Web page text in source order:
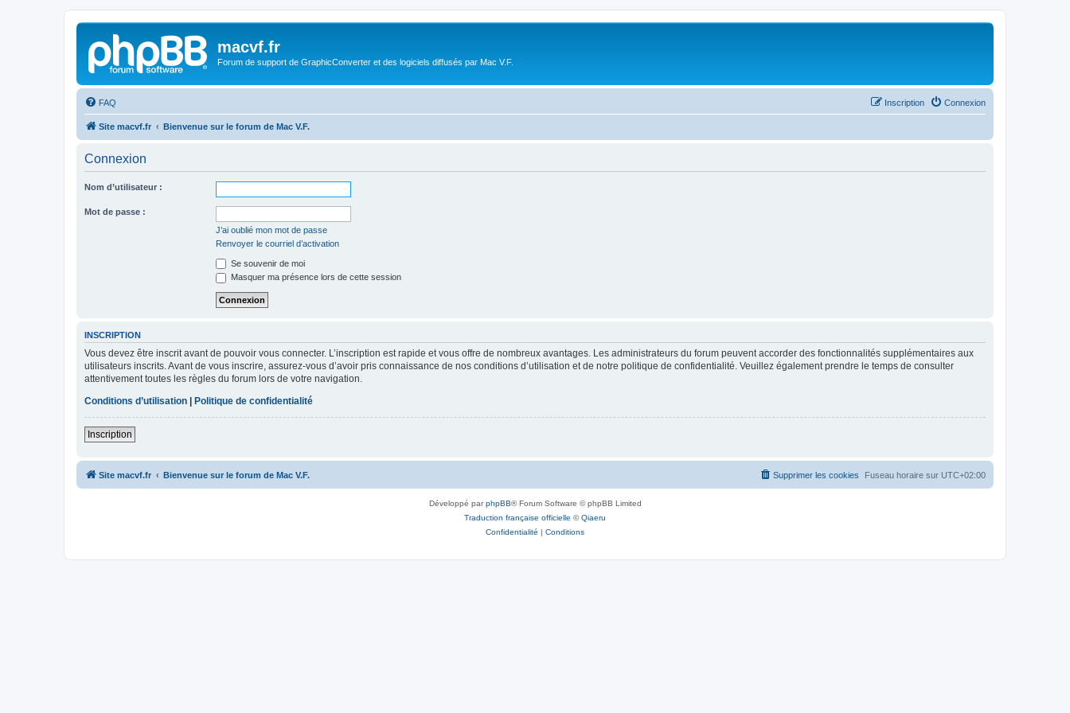
macvf.fr
Forum de support de GraphicConverter et des logiciels diffusés par Mac V.F.
FAQ Connexion
Inscription
Site macvf.fr Bienvenue sur le forum de Mac V.F.
Connexion
Nom d’utilisateur :
Mot de passe :
J’ai oublié mon mot de passe
Renvoyer le courriel d’activation
Se souvenir de moi
Masquer ma présence lors de cette session
INSCRIPTION
Vous devez être inscrit avant de pouvoir vous connecter. L’inscription est rapide et vous offre de nombreux avantages. Les administrateurs du forum peuvent accorder des fonctionnalités supplémentaires aux
utilisateurs inscrits. Avant de vous inscrire, assurez-vous d’avoir pris connaissance de nos conditions d’utilisation et de notre politique de confidentialité. Veuillez également prendre le temps de consulter
attentivement toutes les règles du forum lors de votre navigation.
Conditions d’utilisation
Politique de confidentialité
Inscription
Site macvf.fr Bienvenue sur le forum de Mac V.F. Fuseau horaire sur UTC+02:00
Supprimer les cookies
Développé parphpBB® Forum Software © phpBB Limited
Traduction française officielle ©Qiaeru
Confidentialité | Conditions